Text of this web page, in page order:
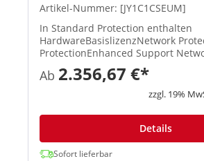
Artikel-Nummer: [JY1C1CSEUM]
In Standard Protection enthalten
HardwareBasislizenzNetwork
ProtectionEnhanced Support Networking,
Wireless, Xstream-Architektur,
Remote Access VPN, Site-to-Site
XStream TLS und DPI Engine, IPS,
Ab 2.356,67 €*
zzgl. 19%
Details
Sofort lieferbar